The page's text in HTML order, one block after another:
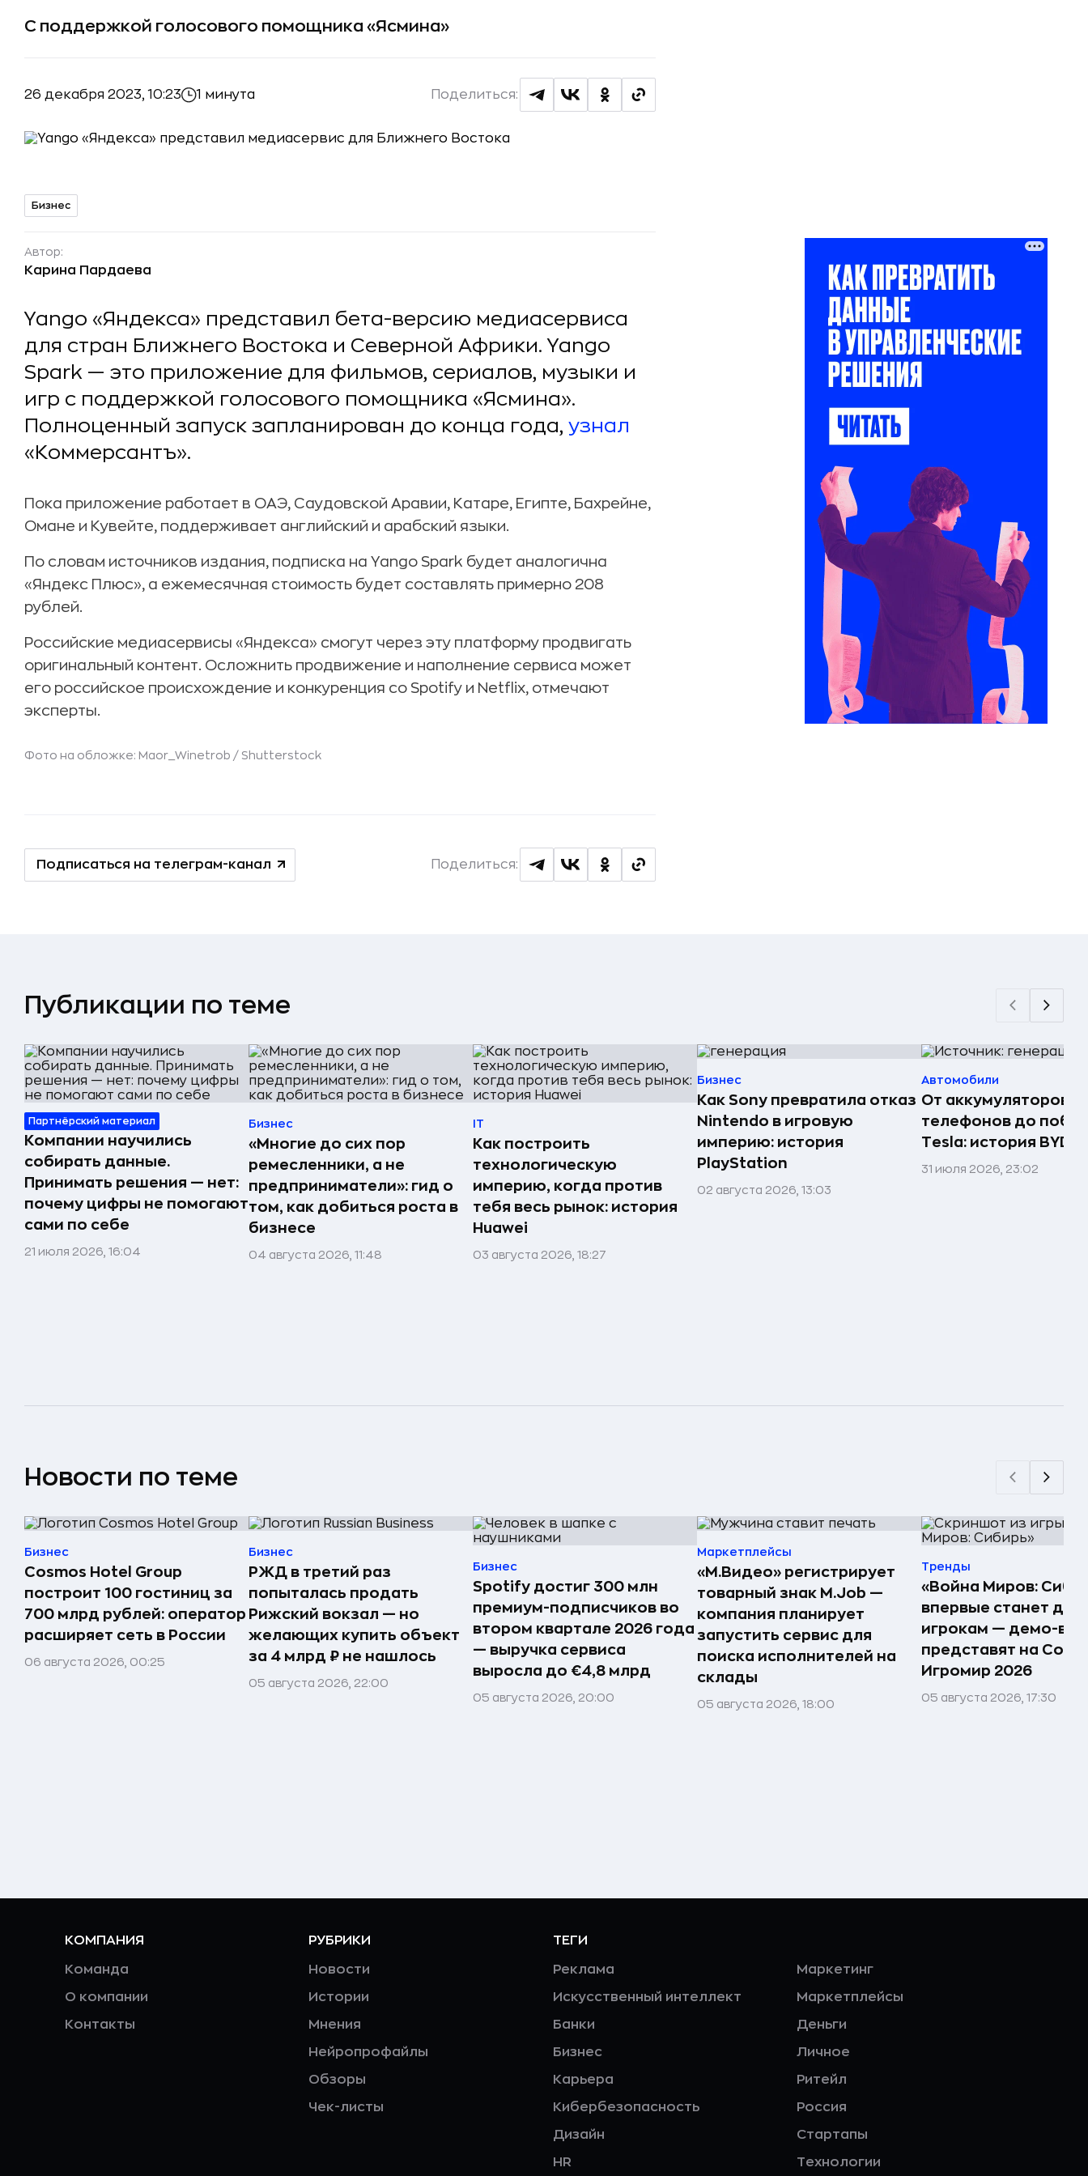
C поддержкой голосового помощника «Ясмина»
26 декабря 2023, 10:23 1 минута Поделиться:
Бизнес
Автор:
Карина Пардаева
Yango «Яндекса» представил бета-версию медиасервиса
для стран Ближнего Востока и Северной Африки. Yango
Spark — это приложение для фильмов, сериалов, музыки и
игр с поддержкой голосового помощника «Ясмина».
Полноценный запуск запланирован до конца года, узнал
«Коммерсантъ».
Пока приложение работает в ОАЭ, Саудовской Аравии, Катаре, Египте, Бахрейне,
Омане и Кувейте, поддерживает английский и арабский языки.
По словам источников издания, подписка на Yango Spark будет аналогична
«Яндекс Плюс», а ежемесячная стоимость будет составлять примерно 208
рублей.
Российские медиасервисы «Яндекса» смогут через эту платформу продвигать
оригинальный контент. Осложнить продвижение и наполнение сервиса может
его российское происхождение и конкуренция со Spotify и Netflix, отмечают
эксперты.
Фото на обложке: Maor_Winetrob / Shutterstock
Подписаться на телеграм-канал Поделиться:
Публикации по теме
Партнёрский материал
Компании научились
собирать данные.
Принимать решения — нет:
почему цифры не помогают
сами по себе
21 июля 2026, 16:04
Бизнес
«Многие до сих пор
ремесленники, а не
предприниматели»: гид о
том, как добиться роста в
бизнесе
04 августа 2026, 11:48
IT
Как построить
технологическую
империю, когда против
тебя весь рынок: история
Huawei
03 августа 2026, 18:27
Бизнес
Как Sony превратила отказ
Nintendo в игровую
империю: история
PlayStation
02 августа 2026, 13:03
Автомобили
От аккумуляторов
телефонов до
Tesla: история BYD
31 июля 2026, 23:02
Новости по теме
Бизнес
Cosmos Hotel Group
построит 100 гостиниц за
700 млрд рублей: оператор
расширяет сеть в России
06 августа 2026, 00:25
Бизнес
РЖД в третий раз
попыталась продать
Рижский вокзал — но
желающих купить объект
за 4 млрд ₽ не нашлось
05 августа 2026, 22:00
Бизнес
Spotify достиг 300 млн
премиум-подписчиков во
втором квартале 2026 года
— выручка сервиса
выросла до €4,8 млрд
05 августа 2026, 20:00
Маркетплейсы
«М.Видео» регистрирует
товарный знак M.Job —
компания планирует
запустить сервис для
поиска исполнителей на
склады
05 августа 2026, 18:00
Тренды
«Война Миров:
впервые станет
игрокам — демо-
представят на
Игромир 2026
05 августа 2026, 17:30
КОМПАНИЯ
Команда
О компании
Контакты
РУБРИКИ
Новости
Истории
Мнения
Нейропрофайлы
Обзоры
Чек-листы
ТЕГИ
Реклама
Искусственный интеллект
Банки
Бизнес
Карьера
Кибербезопасность
Дизайн
HR
Маркетинг
Маркетплейсы
Деньги
Личное
Ритейл
Россия
Стартапы
Технологии